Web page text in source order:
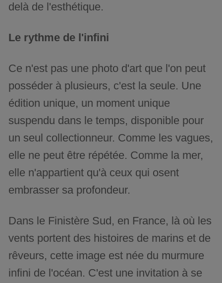
delà de l'esthétique.
Le rythme de l'infini
Ce n'est pas une photo d'art que l'on peut
posséder à plusieurs, c'est la seule. Une
édition unique, un moment unique
suspendu dans le temps, disponible pour
un seul collectionneur. Comme les vagues,
elle ne peut être répétée. Comme la mer,
elle n'appartient qu'à ceux qui osent
embrasser sa profondeur.
Dans le Finistère Sud, en France, là où les
vents portent des histoires de marins et de
rêveurs, cette image est née du murmure
infini de l'océan. C'est une invitation à se